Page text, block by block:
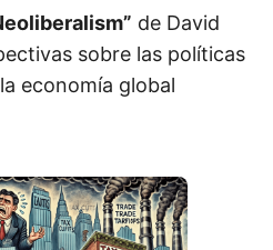
de David
sobre las políticas
economía global